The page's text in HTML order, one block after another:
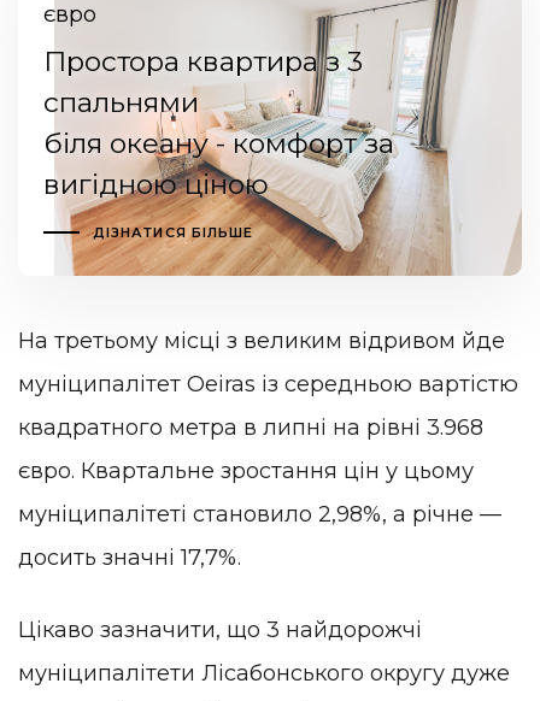
євро
Простора квартира з 3
спальнями
біля океану - комфорт за
вигідною ціною
ДІЗНАТИСЯ БІЛЬШЕ
На третьому місці з великим відривом йде
муніципалітет Oeiras із середньою вартістю
квадратного метра в липні на рівні 3.968
євро. Квартальне зростання цін у цьому
муніципалітеті становило 2,98%, а річне —
досить значні 17,7%.
Цікаво зазначити, що 3 найдорожчі
муніципалітети Лісабонського округу дуже